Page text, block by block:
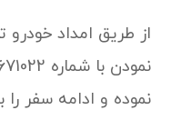
از طریق امداد
نموده و ادامه سفر